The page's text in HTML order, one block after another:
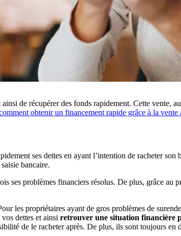
de récupérer des fonds rapidement. Cette vente,
obtenir un financement rapide grâce à la vente
ses dettes en ayant l’intention de racheter
bancaire.
ses problèmes financiers résolus. De plus, grâce au
les propriétaires ayant de gros problèmes de
dettes et ainsi retrouver une situation financière
de le racheter après. De plus, ils sont toujours